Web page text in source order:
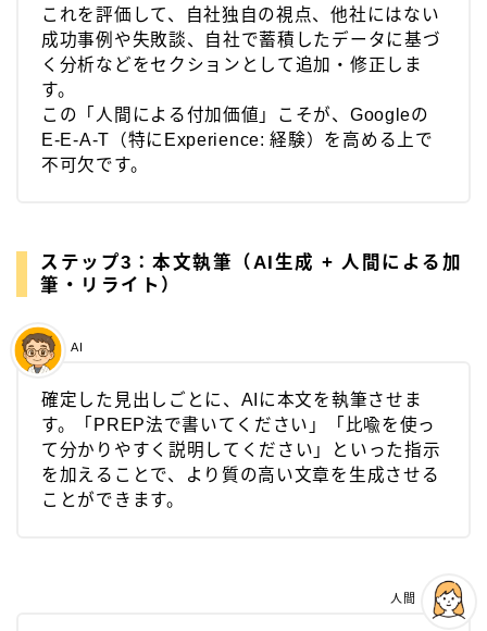
これを評価して、自社独自の視点、他社にはない
成功事例や失敗談、自社で蓄積したデータに基づ
く分析などをセクションとして追加・修正しま
す。
この「人間による付加価値」こそが、Googleの
E-E-A-T（特にExperience: 経験）を高める上で
不可欠です。
ステップ3： 本文執筆（AI生成 + 人間による加
筆・リライト）
確定した見出しごとに、AIに本文を執筆させま
す。「PREP法で書いてください」「比喩を使っ
て分かりやすく説明してください」といった指示
を加えることで、より質の高い文章を生成させる
ことができます。
AI
人間